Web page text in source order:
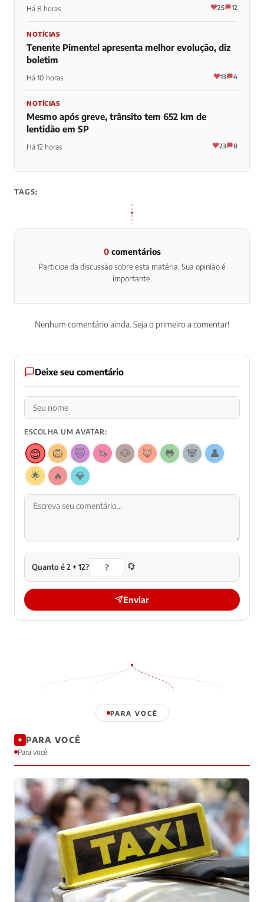
Há 8 horas 25 12
NOTÍCIAS
Tenente Pimentel apresenta melhor evolução, diz
boletim
Há 10 horas 13 4
NOTÍCIAS
Mesmo após greve, trânsito tem 652 km de
lentidão em SP
Há 12 horas 23 8
TAGS:
0comentários
Participe da discussão sobre esta matéria. Sua opinião é
importante.
Nenhum comentário ainda. Seja o primeiro a comentar!
Deixe seu comentário
ESCOLHA UM AVATAR:
😊 🦁 🐱 🦄 🐶 🦊 🐸 🐼
👤
🌟
🔥 💎
Quanto é 2 + 12? 🔄
Enviar
PARA VOCÊ
✦ PARA VOCÊ
Para você